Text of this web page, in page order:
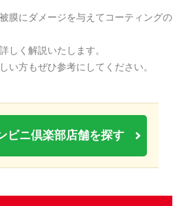
膜にダメージを与えてコーティングの
しく解説いたします。
方もぜひ参考にしてください。
ビニ倶楽部店舗を探す